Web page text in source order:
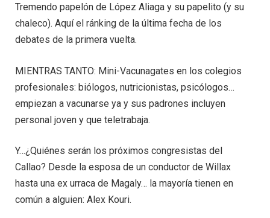
Tremendo papelón de López Aliaga y su papelito (y su
chaleco). Aquí el ránking de la última fecha de los
debates de la primera vuelta.
MIENTRAS TANTO: Mini-Vacunagates en los colegios
profesionales: biólogos, nutricionistas, psicólogos…
empiezan a vacunarse ya y sus padrones incluyen
personal joven y que teletrabaja.
Y…¿Quiénes serán los próximos congresistas del
Callao? Desde la esposa de un conductor de Willax
hasta una ex urraca de Magaly… la mayoría tienen en
común a alguien: Alex Kouri.